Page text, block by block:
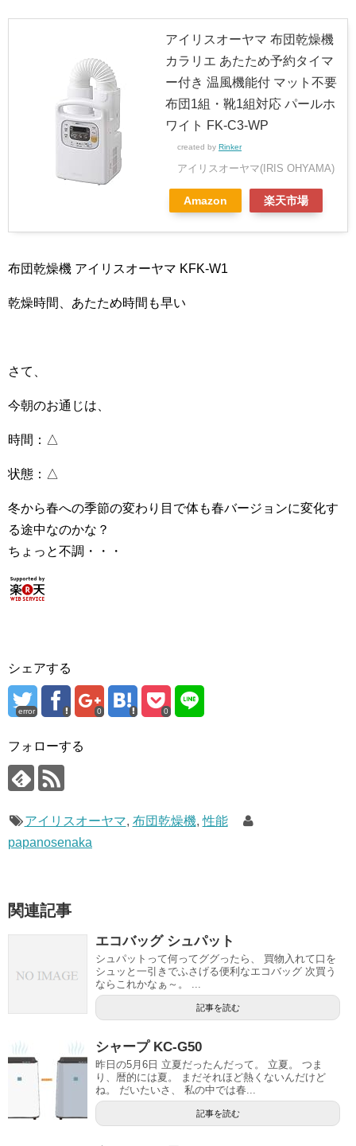
アイリスオーヤマ 布団乾燥機
カラリエ あたため予約タイマ
ー付き 温風機能付 マット不要
布団1組・靴1組対応 パールホ
ワイト FK-C3-WP
created by Rinker
アイリスオーヤマ(IRIS OHYAMA)
Amazon 楽天市場
布団乾燥機 アイリスオーヤマ KFK-W1
乾燥時間、あたため時間も早い
さて、
今朝のお通じは、
時間：△
状態：△
冬から春への季節の変わり目で体も春バージョンに変化す
る途中なのかな？
ちょっと不調・・・
シェアする
error 0 0
フォローする
アイリスオーヤマ, 布団乾燥機,性能
papanosenaka
関連記事
エコバッグ シュパット
シュパットって何ってググったら、 買物入れて口を
シュッと一引きでふさげる便利なエコバッグ 次買う
ならこれかなぁ～。 ...
記事を読む
シャープ KC-G50
昨日の5月6日 立夏だったんだって。 立夏。 つま
り、暦的には夏。 まだそれほど熱くないんだけど
ね。 だいたいさ、 私の中では春...
記事を読む